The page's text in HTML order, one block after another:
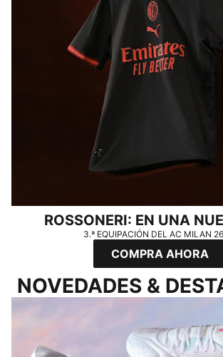
ROSSONERI: EN UNA
3.ª EQUIPACIÓN DEL AC MILAN
COMPRA AHORA
NOVEDADES &